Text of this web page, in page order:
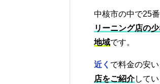
中核市の中で25
リーニング店の
地域です。
近く で料金の安
店をご紹介してい